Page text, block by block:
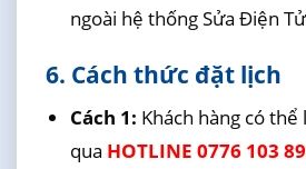
ngoài hệ thống Sửa Điện
6. Cách thức đặt lịch
Cách 1: Khách hàng có
qua HOTLINE 0776 103